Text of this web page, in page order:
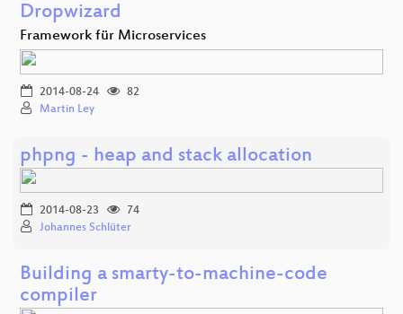
Dropwizard
Framework für Microservices
2014-08-24
82
Martin Ley
phpng - heap and stack allocation
2014-08-23
74
Johannes Schlüter
Building a smarty-to-machine-code
compiler